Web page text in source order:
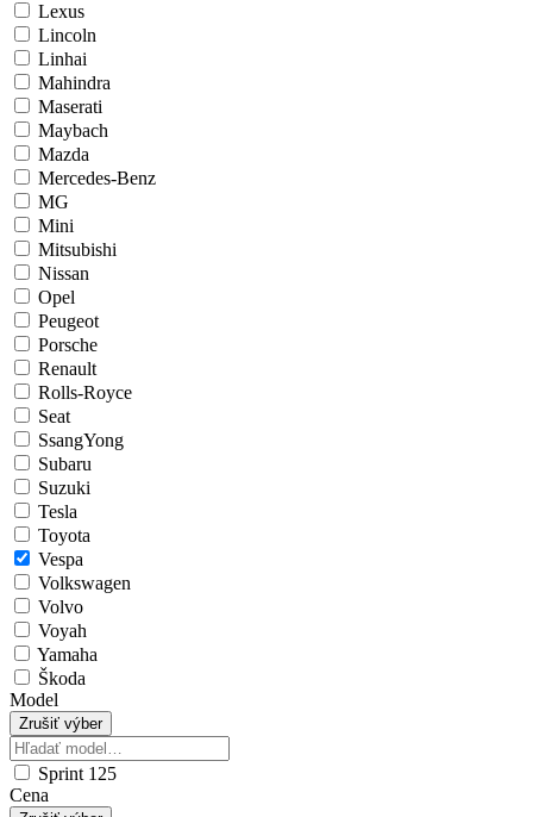
Lexus
Lincoln
Linhai
Mahindra
Maserati
Maybach
Mazda
Mercedes-Benz
MG
Mini
Mitsubishi
Nissan
Opel
Peugeot
Porsche
Renault
Rolls-Royce
Seat
SsangYong
Subaru
Suzuki
Tesla
Toyota
Vespa
Volkswagen
Volvo
Voyah
Yamaha
Škoda
Model
Zrušiť výber
Sprint 125
Cena